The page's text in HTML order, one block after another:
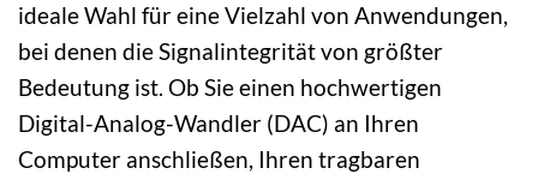
ideale Wahl für eine Vielzahl von Anwendungen,
bei denen die Signalintegrität von größter
Bedeutung ist. Ob Sie einen hochwertigen
Digital-Analog-Wandler (DAC) an Ihren
Computer anschließen, Ihren tragbaren